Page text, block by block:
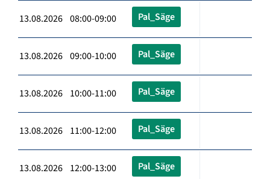
13.08.2026 08:00-09:00 Pal_Säge
13.08.2026 09:00-10:00 Pal_Säge
13.08.2026 10:00-11:00 Pal_Säge
13.08.2026 11:00-12:00 Pal_Säge
13.08.2026 12:00-13:00 Pal_Säge